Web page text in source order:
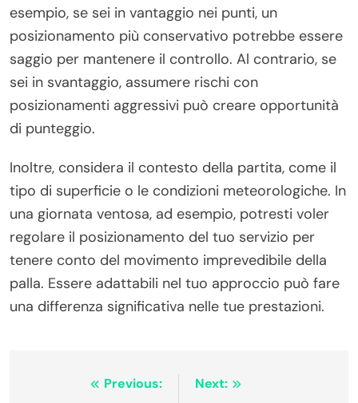
esempio, se sei in vantaggio nei punti, un
posizionamento più conservativo potrebbe essere
saggio per mantenere il controllo. Al contrario, se
sei in svantaggio, assumere rischi con
posizionamenti aggressivi può creare opportunità
di punteggio.
Inoltre, considera il contesto della partita, come il
tipo di superficie o le condizioni meteorologiche. In
una giornata ventosa, ad esempio, potresti voler
regolare il posizionamento del tuo servizio per
tenere conto del movimento imprevedibile della
palla. Essere adattabili nel tuo approccio può fare
una differenza significativa nelle tue prestazioni.
Previous:
Next: